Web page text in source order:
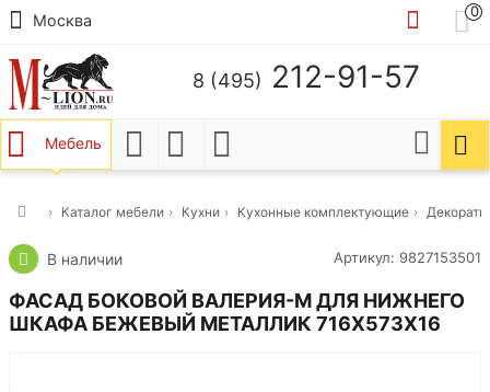
Москва
0
8 (495) 212-91-57
Мебель
Каталог мебели Кухни Кухонные комплектующие
В наличии Артикул: 9827153501
ФАСАД БОКОВОЙ ВАЛЕРИЯ-М ДЛЯ НИЖНЕГО
ШКАФА БЕЖЕВЫЙ МЕТАЛЛИК 716X573X16